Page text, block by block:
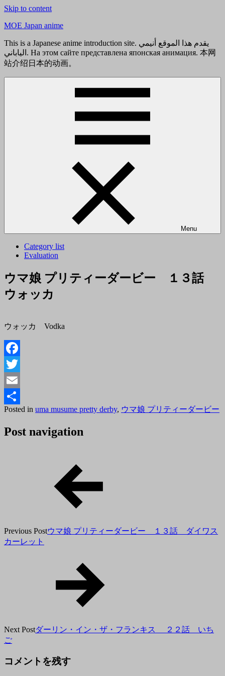
Skip to content
MOE Japan anime
This is a Japanese anime introduction site. يقدم هذا الموقع أنيمي
الياباني. На этом сайте представлена японская анимация. 本网
站介绍日本的动画。
Menu
Category list
Evaluation
ウマ娘 プリティーダービー １３話
ウォッカ
ウォッカ Vodka
Facebook
Twitter
Email
共
有
Posted
2018
年
Posted in uma musume pretty derby, ウマ娘 プリティーダービー
Post navigation
Previous Postウマ娘 プリティーダービー １３話 ダイワス
カーレット
Next Postダーリン・イン・ザ・フランキス ２２話 いち
ご
コメントを残す